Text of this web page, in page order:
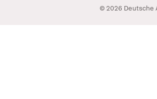
© 2026 Deutsche